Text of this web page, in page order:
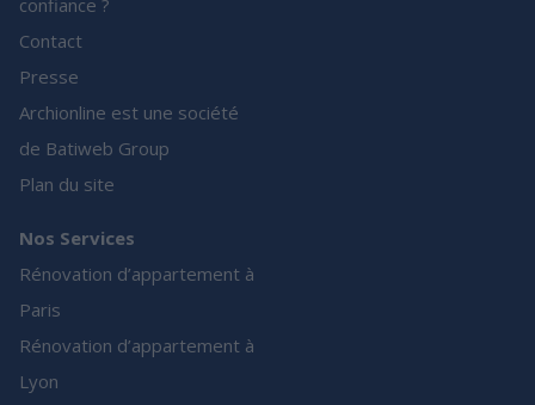
confiance ?
Contact
Presse
Archionline est une société
de Batiweb Group
Plan du site
Nos Services
Rénovation d’appartement à
Paris
Rénovation d’appartement à
Lyon